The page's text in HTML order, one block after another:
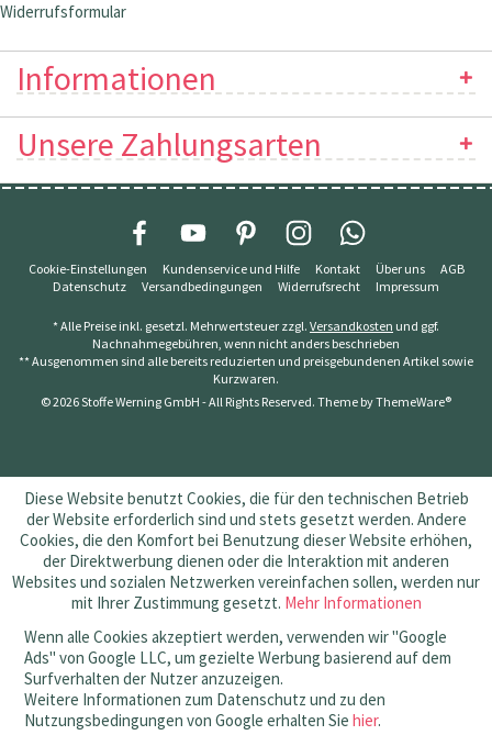
Widerrufsformular
Informationen
Unsere Zahlungsarten
Cookie-Einstellungen Kundenservice und Hilfe Kontakt Über uns
AGB
Datenschutz
Versandbedingungen Widerrufsrecht Impressum
* Alle Preise inkl. gesetzl. Mehrwertsteuer zzgl. Versandkosten und ggf.
Nachnahmegebühren, wenn nicht anders beschrieben
** Ausgenommen sind alle bereits reduzierten und preisgebundenen Artikel sowie
Kurzwaren.
© 2026 Stoffe Werning GmbH - All Rights Reserved. Theme byThemeWare®
Diese Website benutzt Cookies, die für den technischen Betrieb
der Website erforderlich sind und stets gesetzt werden. Andere
Cookies, die den Komfort bei Benutzung dieser Website erhöhen,
der Direktwerbung dienen oder die Interaktion mit anderen
Websites und sozialen Netzwerken vereinfachen sollen, werden nur
mit Ihrer Zustimmung gesetzt. Mehr Informationen
Wenn alle Cookies akzeptiert werden, verwenden wir "Google
Ads" von Google LLC, um gezielte Werbung basierend auf dem
Surfverhalten der Nutzer anzuzeigen.
Weitere Informationen zum Datenschutz und zu den
Nutzungsbedingungen von Google erhalten Sie hier.